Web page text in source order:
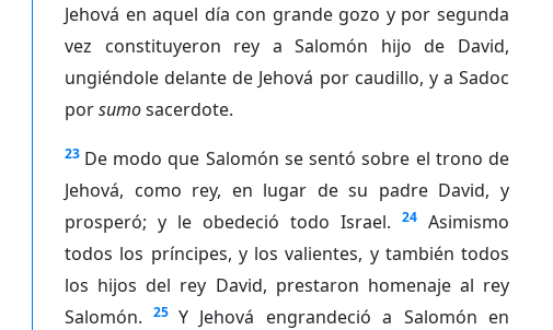
Jehová en aquel día con grande gozo y por segunda
vez constituyeron rey a Salomón hijo de David,
ungiéndole delante de Jehová por caudillo, y a Sadoc
porsumosacerdote.
23 De modo que Salomón se sentó sobre el trono de
Jehová, como rey, en lugar de su padre David, y
prosperó; y le obedeció todo Israel.
24 Asimismo
todos los príncipes, y los valientes, y también todos
los hijos del rey David, prestaron homenaje al rey
Salomón.
25 Y Jehová engrandeció a Salomón en